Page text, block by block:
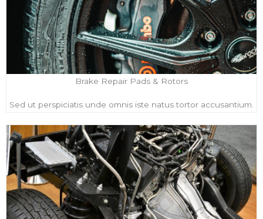
Brake Repair Pads & Rotors
Sed ut perspiciatis unde omnis iste natus tortor accusantium.